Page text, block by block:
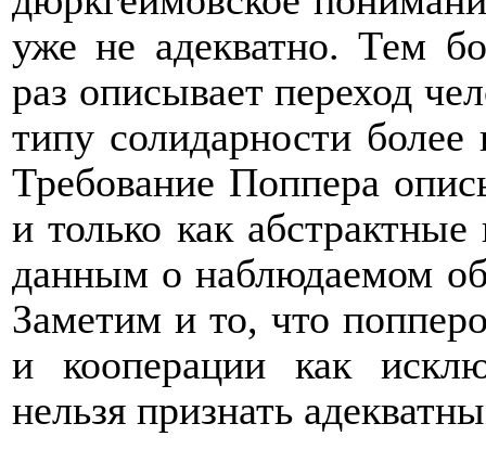
уже не адекватно. Тем
раз описывает переход
типу солидарности
Требование Поппера
и только как
данным о наблюдаемом
Заметим и то, что
и кооперации как
нельзя признать